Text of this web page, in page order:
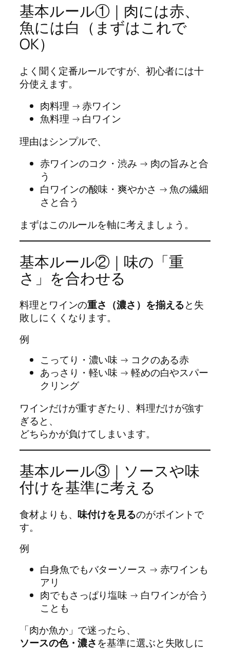
基本ルール①｜肉には赤、
魚には白（まずはこれで
OK）
よく聞く定番ルールですが、初心者には十
分使えます。
肉料理 → 赤ワイン
魚料理 → 白ワイン
理由はシンプルで、
赤ワインのコク・渋み → 肉の旨みと合
う
白ワインの酸味・爽やかさ → 魚の繊細
さと合う
まずはこのルールを軸に考えましょう。
基本ルール②｜味の「重
さ」を合わせる
料理とワインの重さ（濃さ）を揃えると失
敗しにくくなります。
例
こってり・濃い味 → コクのある赤
あっさり・軽い味 → 軽めの白やスパー
クリング
ワインだけが重すぎたり、料理だけが強す
ぎると、
どちらかが負けてしまいます。
基本ルール③｜ソースや味
付けを基準に考える
食材よりも、味付けを見るのがポイントで
す。
例
白身魚でもバターソース → 赤ワインも
アリ
肉でもさっぱり塩味 → 白ワインが合う
ことも
「肉か魚か」で迷ったら、
ソースの色・濃さを基準に選ぶと失敗しに